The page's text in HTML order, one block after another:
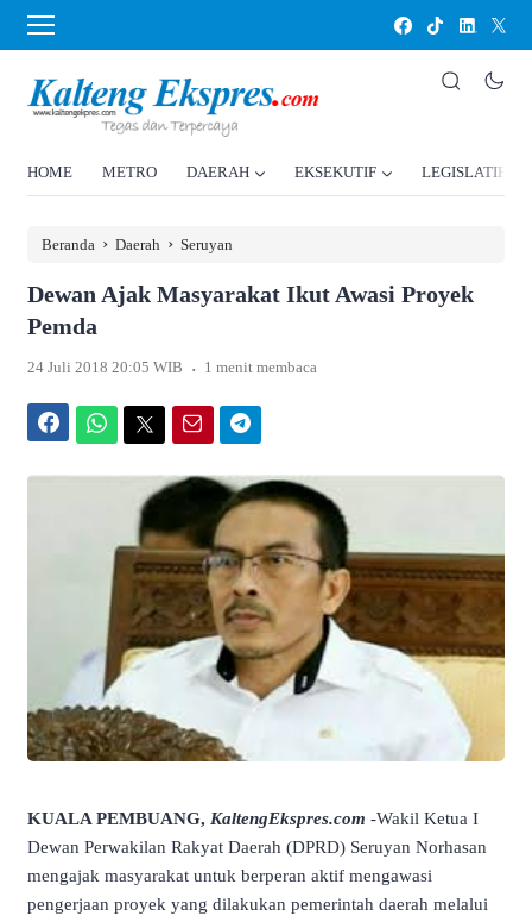
HOME METRO DAERAH EKSEKUTIF LEGISLATIF
Beranda › Daerah › Seruyan
Dewan Ajak Masyarakat Ikut Awasi Proyek
Pemda
24 Juli 2018 20:05 WIB . 1 menit membaca
KUALA PEMBUANG, KaltengEkspres.com -Wakil Ketua I
Dewan Perwakilan Rakyat Daerah (DPRD) Seruyan Norhasan
mengajak masyarakat untuk berperan aktif mengawasi
pengerjaan proyek yang dilakukan pemerintah daerah melalui